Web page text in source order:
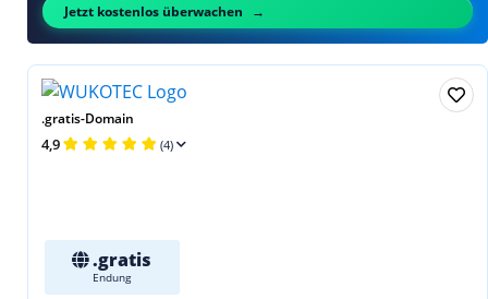
Jetzt kostenlos überwachen
.gratis-Domain
4,9 (4)
.gratis
Endung